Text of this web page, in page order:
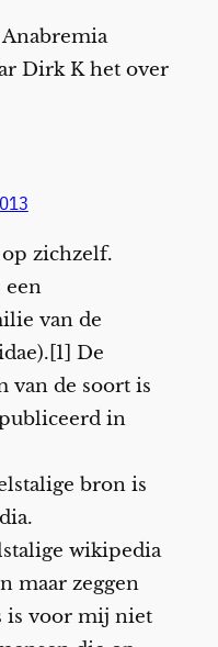
Dirk K het over
zichzelf.
een
van de
De
van de soort is
in
bron is
wikipedia
maar zeggen
is voor mij niet